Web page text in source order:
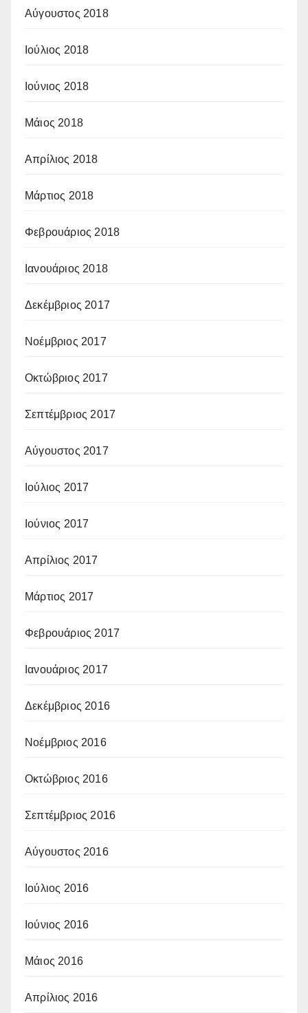
Αύγουστος 2018
Ιούλιος 2018
Ιούνιος 2018
Μάιος 2018
Απρίλιος 2018
Μάρτιος 2018
Φεβρουάριος 2018
Ιανουάριος 2018
Δεκέμβριος 2017
Νοέμβριος 2017
Οκτώβριος 2017
Σεπτέμβριος 2017
Αύγουστος 2017
Ιούλιος 2017
Ιούνιος 2017
Απρίλιος 2017
Μάρτιος 2017
Φεβρουάριος 2017
Ιανουάριος 2017
Δεκέμβριος 2016
Νοέμβριος 2016
Οκτώβριος 2016
Σεπτέμβριος 2016
Αύγουστος 2016
Ιούλιος 2016
Ιούνιος 2016
Μάιος 2016
Απρίλιος 2016